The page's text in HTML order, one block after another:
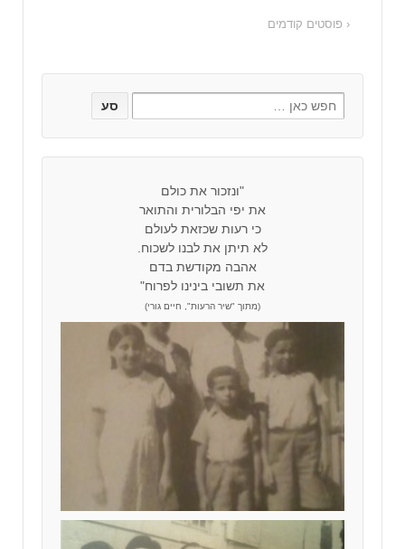
‹ פוסטים קודמים
"ונזכור את כולם
את יפי הבלורית והתואר
כי רעות שכזאת לעולם
לא תיתן את לבנו לשכוח.
אהבה מקודשת בדם
את תשובי בינינו לפרוח"
(מתוך "שיר הרעות", חיים גורי)